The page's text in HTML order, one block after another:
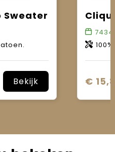
Sweater
Bekijk
7434
€